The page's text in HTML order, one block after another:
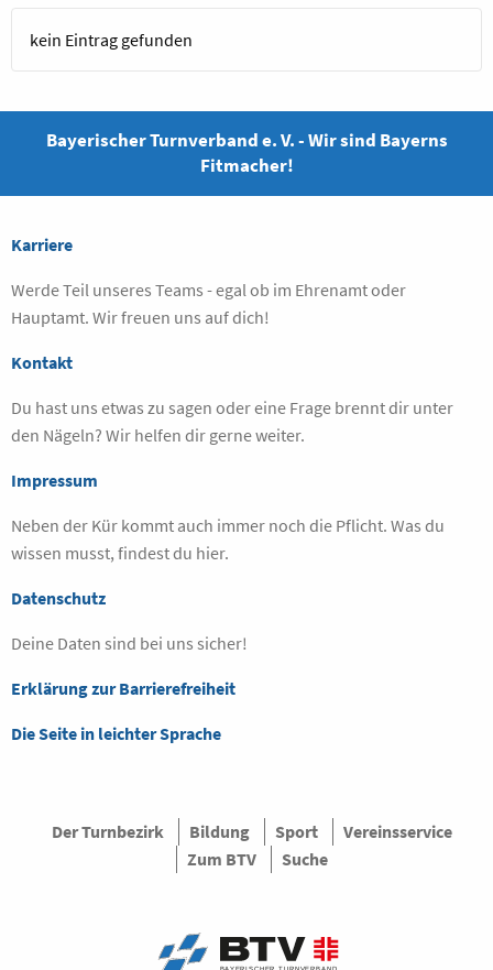
kein Eintrag gefunden
Bayerischer Turnverband e. V. - Wir sind Bayerns
Fitmacher!
Karriere
Werde Teil unseres Teams - egal ob im Ehrenamt oder
Hauptamt. Wir freuen uns auf dich!
Kontakt
Du hast uns etwas zu sagen oder eine Frage brennt dir unter
den Nägeln? Wir helfen dir gerne weiter.
Impressum
Neben der Kür kommt auch immer noch die Pflicht. Was du
wissen musst, findest du hier.
Datenschutz
Deine Daten sind bei uns sicher!
Erklärung zur Barrierefreiheit
Die Seite in leichter Sprache
Der Turnbezirk Bildung Sport
Vereinsservice
Zum BTV
Suche